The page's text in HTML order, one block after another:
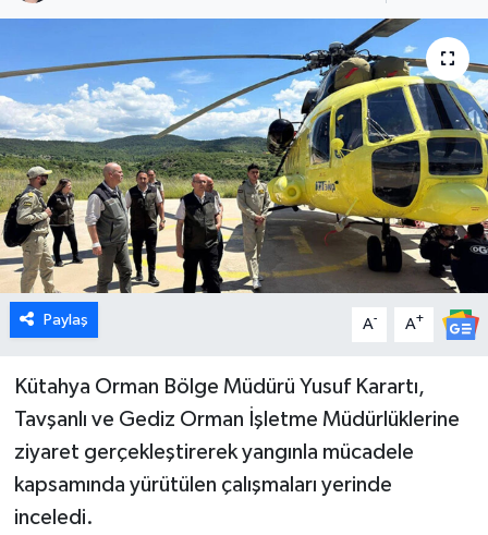
Paylaş A- A+
Kütahya Orman Bölge Müdürü Yusuf Karartı,
Tavşanlı ve Gediz Orman İşletme Müdürlüklerine
ziyaret gerçekleştirerek yangınla mücadele
kapsamında yürütülen çalışmaları yerinde
inceledi.
Ekonomi
Emet
Foto Galeri
Gediz
Genel
Gündem
Hisarcık
İlçeler
Köşe Yazıları